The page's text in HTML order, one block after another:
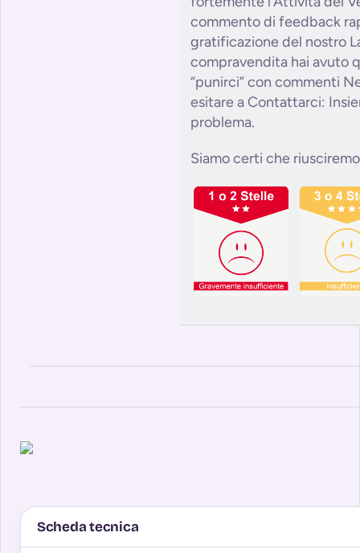
commento di feedback
gratificazione del nostro
compravendita hai avuto
“punirci” con commenti
esitare a Contattarci:
problema.
Siamo certi che
Scheda tecnica